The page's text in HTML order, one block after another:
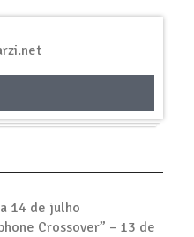
14 de julho
Crossover” – 13 de